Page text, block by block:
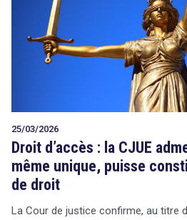
25/03/2026
Droit d’accès : la CJUE
même unique, puisse
de droit
La Cour de justice confirme, au titre